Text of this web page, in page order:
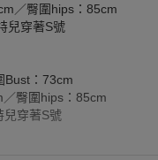
／臀圍hips：85cm
兒穿著S號
Bust：73cm
／臀圍hips：85cm
兒穿著S號